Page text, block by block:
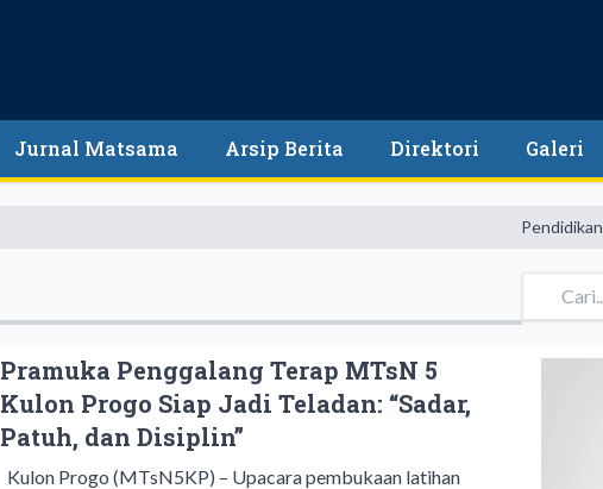
Jurnal Matsama Arsip Berita Direktori Galeri
Pendidikan
Pramuka Penggalang Terap MTsN 5
Kulon Progo Siap Jadi Teladan: “Sadar,
Patuh, dan Disiplin”
Kulon Progo (MTsN5KP) – Upacara pembukaan latihan